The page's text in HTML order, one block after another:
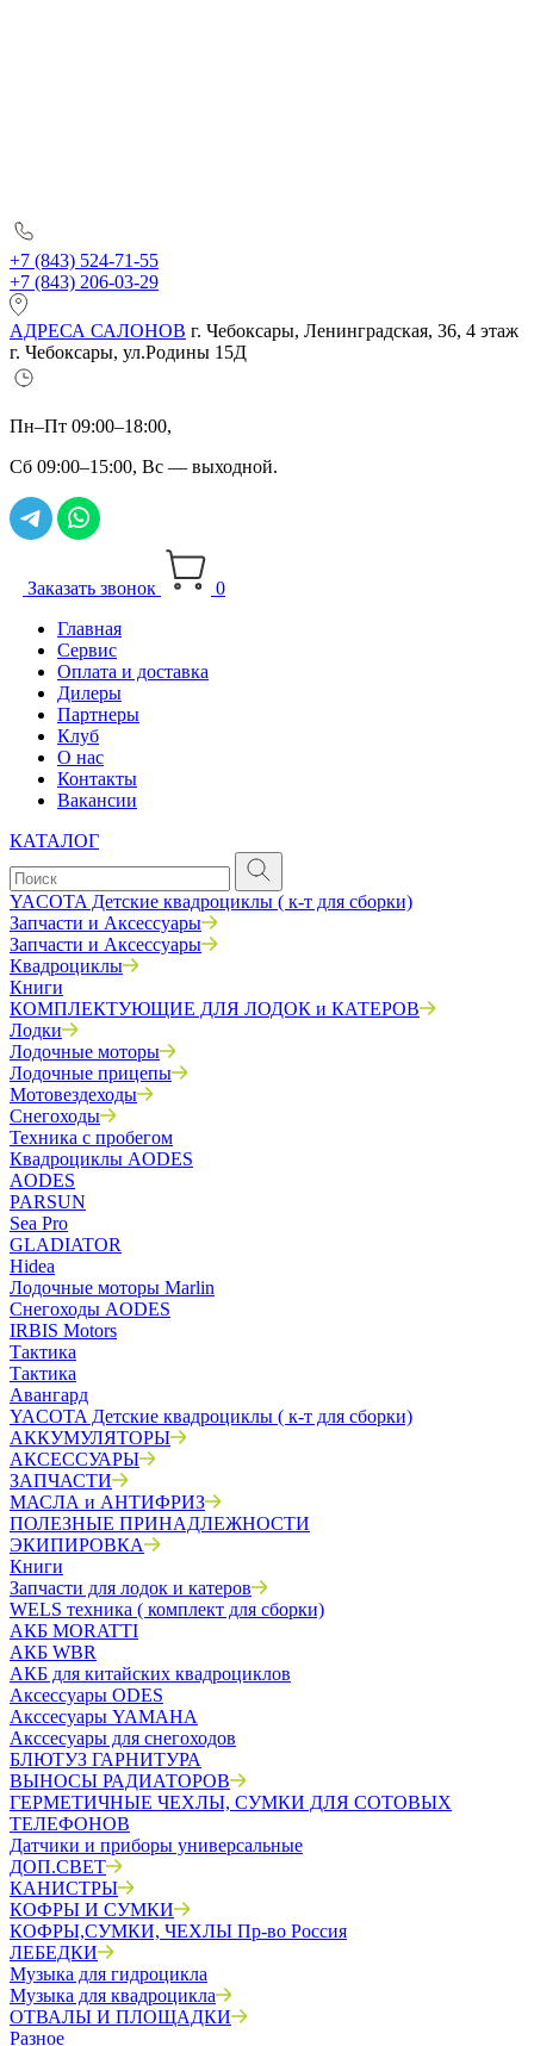
+7 (843) 524-71-55
+7 (843) 206-03-29
АДРЕСА САЛОНОВ г. Чебоксары, Ленинградская, 36, 4 этаж
г. Чебоксары, ул.Родины 15Д
Пн–Пт 09:00–18:00,
Сб 09:00–15:00, Вс — выходной.
Заказать звонок
0
Главная
Сервис
Оплата и доставка
Дилеры
Партнеры
Клуб
О нас
Контакты
Вакансии
КАТАЛОГ
YACOTA Детские квадроциклы ( к-т для сборки)
Запчасти и Аксессуары
Запчасти и Аксессуары
Квадроциклы
Книги
КОМПЛЕКТУЮЩИЕ ДЛЯ ЛОДОК и КАТЕРОВ
Лодки
Лодочные моторы
Лодочные прицепы
Мотовездеходы
Снегоходы
Техника с пробегом
Квадроциклы AODES
AODES
PARSUN
Sea Pro
GLADIATOR
Hidea
Лодочные моторы Marlin
Снегоходы AODES
IRBIS Motors
Тактика
Тактика
Авангард
YACOTA Детские квадроциклы ( к-т для сборки)
АККУМУЛЯТОРЫ
АКСЕССУАРЫ
ЗАПЧАСТИ
МАСЛА и АНТИФРИЗ
ПОЛЕЗНЫЕ ПРИНАДЛЕЖНОСТИ
ЭКИПИРОВКА
Книги
Запчасти для лодок и катеров
WELS техника ( комплект для сборки)
АКБ MORATTI
АКБ WBR
АКБ для китайских квадроциклов
Аксессуары ODES
Акссесуары YAMAHA
Акссесуары для снегоходов
БЛЮТУЗ ГАРНИТУРА
ВЫНОСЫ РАДИАТОРОВ
ГЕРМЕТИЧНЫЕ ЧЕХЛЫ, СУМКИ ДЛЯ СОТОВЫХ
ТЕЛЕФОНОВ
Датчики и приборы универсальные
ДОП.СВЕТ
КАНИСТРЫ
КОФРЫ И СУМКИ
КОФРЫ,СУМКИ, ЧЕХЛЫ Пр-во Россия
ЛЕБЕДКИ
Музыка для гидроцикла
Музыка для квадроцикла
ОТВАЛЫ И ПЛОЩАДКИ
Разное